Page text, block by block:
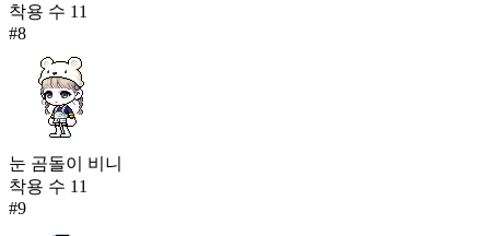
착용 수 11
#8
눈 곰돌이 비니
착용 수 11
#9